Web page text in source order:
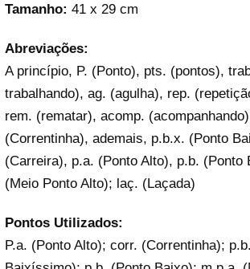
Tamanho: 41 x 29 cm
Abreviações:
A princípio, P. (Ponto), pts. (pontos),
trabalhando), ag. (agulha), rep.
rem. (rematar), acomp.
(Correntinha), ademais, p.b.x. (Ponto
(Carreira), p.a. (Ponto Alto), p.b. (Ponto
(Meio Ponto Alto); laç. (Laçada)
Pontos Utilizados:
P.a. (Ponto Alto); corr. (Correntinha);